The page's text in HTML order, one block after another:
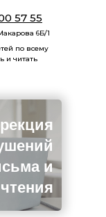
по всему
и читать
6Б/1
и
чтения
57 55